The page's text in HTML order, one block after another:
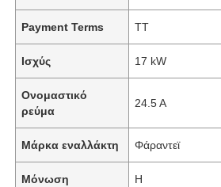
Payment Terms TT
Ισχύς 17 kW
Ονομαστικό
ρεύμα
24.5 Α
Μάρκα εναλλάκτη Φάραντεϊ
Μόνωση H